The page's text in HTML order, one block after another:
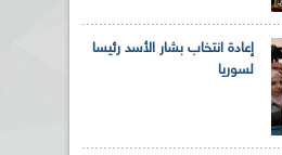
إعادة انتخاب بشار الأسد رئيسا
لسوريا